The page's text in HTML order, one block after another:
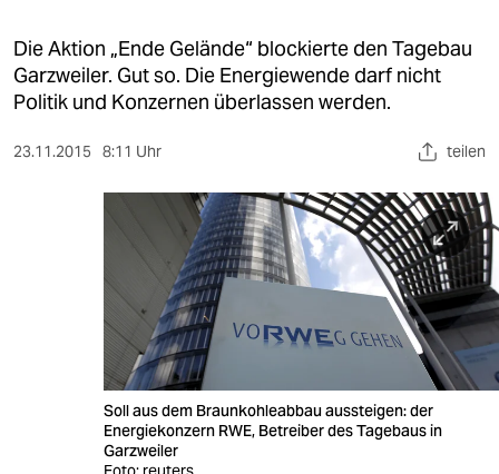
gesellschaft
kultur
wahrheit
veranstaltungen
Die Aktion „Ende Gelände“ blockierte den Tagebau
Garzweiler. Gut so. Die Energiewende darf nicht
Politik und Konzernen überlassen werden.
23.11.2015 8:11 Uhr teilen
Soll aus dem Braunkohleabbau aussteigen: der
Energiekonzern RWE, Betreiber des Tagebaus in
Garzweiler